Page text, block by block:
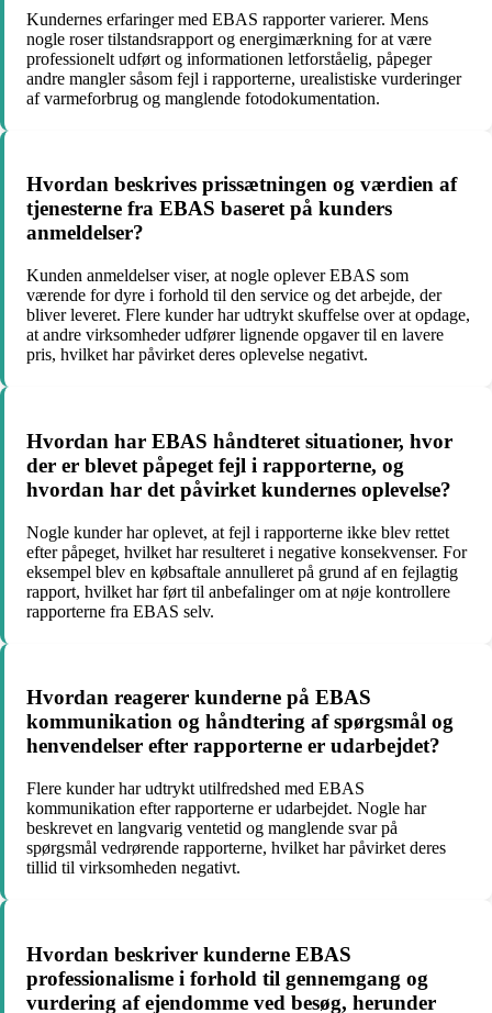
Kundernes erfaringer med EBAS rapporter varierer. Mens
nogle roser tilstandsrapport og energimærkning for at være
professionelt udført og informationen letforståelig, påpeger
andre mangler såsom fejl i rapporterne, urealistiske vurderinger
af varmeforbrug og manglende fotodokumentation.
Hvordan beskrives prissætningen og værdien af
tjenesterne fra EBAS baseret på kunders
anmeldelser?
Kunden anmeldelser viser, at nogle oplever EBAS som
værende for dyre i forhold til den service og det arbejde, der
bliver leveret. Flere kunder har udtrykt skuffelse over at opdage,
at andre virksomheder udfører lignende opgaver til en lavere
pris, hvilket har påvirket deres oplevelse negativt.
Hvordan har EBAS håndteret situationer, hvor
der er blevet påpeget fejl i rapporterne, og
hvordan har det påvirket kundernes oplevelse?
Nogle kunder har oplevet, at fejl i rapporterne ikke blev rettet
efter påpeget, hvilket har resulteret i negative konsekvenser. For
eksempel blev en købsaftale annulleret på grund af en fejlagtig
rapport, hvilket har ført til anbefalinger om at nøje kontrollere
rapporterne fra EBAS selv.
Hvordan reagerer kunderne på EBAS
kommunikation og håndtering af spørgsmål og
henvendelser efter rapporterne er udarbejdet?
Flere kunder har udtrykt utilfredshed med EBAS
kommunikation efter rapporterne er udarbejdet. Nogle har
beskrevet en langvarig ventetid og manglende svar på
spørgsmål vedrørende rapporterne, hvilket har påvirket deres
tillid til virksomheden negativt.
Hvordan beskriver kunderne EBAS
professionalisme i forhold til gennemgang og
vurdering af ejendomme ved besøg, herunder